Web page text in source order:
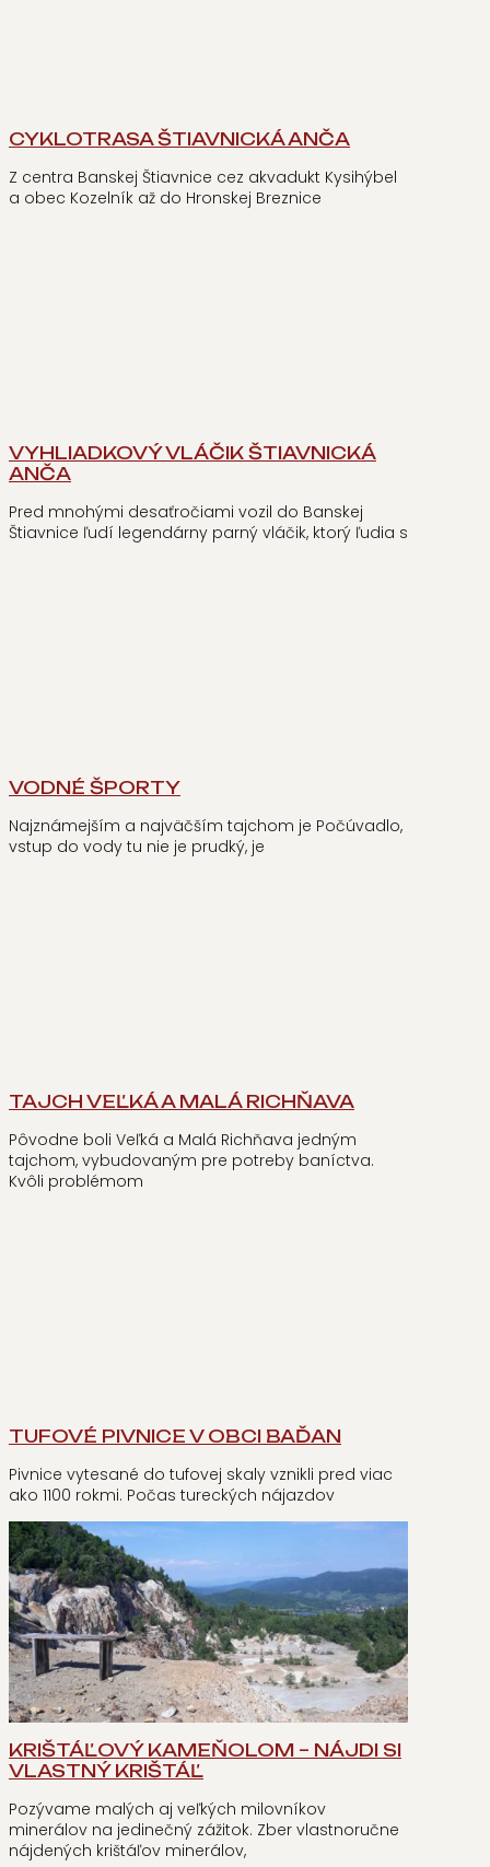
CYKLOTRASA ŠTIAVNICKÁ ANČA
Z centra Banskej Štiavnice cez akvadukt Kysihýbel
a obec Kozelník až do Hronskej Breznice
VYHLIADKOVÝ VLÁČIK ŠTIAVNICKÁ
ANČA
Pred mnohými desaťročiami vozil do Banskej
Štiavnice ľudí legendárny parný vláčik, ktorý ľudia s
VODNÉ ŠPORTY
Najznámejším a najväčším tajchom je Počúvadlo,
vstup do vody tu nie je prudký, je
TAJCH VEĽKÁ A MALÁ RICHŇAVA
Pôvodne boli Veľká a Malá Richňava jedným
tajchom, vybudovaným pre potreby baníctva.
Kvôli problémom
TUFOVÉ PIVNICE V OBCI BAĎAN
Pivnice vytesané do tufovej skaly vznikli pred viac
ako 1100 rokmi. Počas tureckých nájazdov
KRIŠTÁĽOVÝ KAMEŇOLOM – NÁJDI SI
VLASTNÝ KRIŠTÁĽ
Pozývame malých aj veľkých milovníkov
minerálov na jedinečný zážitok. Zber vlastnoručne
nájdených krištáľov minerálov,